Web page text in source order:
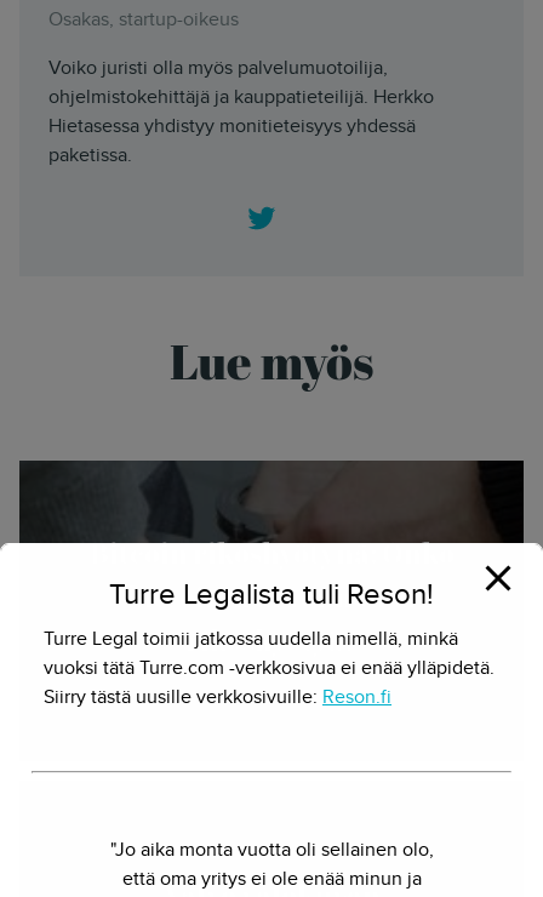
Osakas, startup-oikeus
Voiko juristi olla myös palvelumuotoilija,
ohjelmistokehittäjä ja kauppatieteilijä. Herkko
Hietasessa yhdistyy monitieteisyys yhdessä
paketissa.
Lue myös
Bitcoin rikoshyötynä: Onko
bitcoinin arvonnousu
rikoshyötyä?
Herkko Hietanen - 18.8.2017
Turre Legalista tuli Reson!
Turre Legal toimii jatkossa uudella nimellä, minkä
vuoksi tätä Turre.com -verkkosivua ei enää ylläpidetä.
Siirry tästä uusille verkkosivuille: Reson.fi
"Jo aika monta vuotta oli sellainen olo,
että oma yritys ei ole enää minun ja